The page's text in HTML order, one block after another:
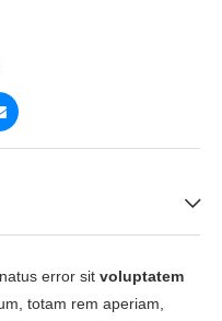
error sit voluptatem
totam rem aperiam,